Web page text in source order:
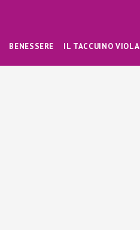
BENESSERE IL TACCUINO VIOLA